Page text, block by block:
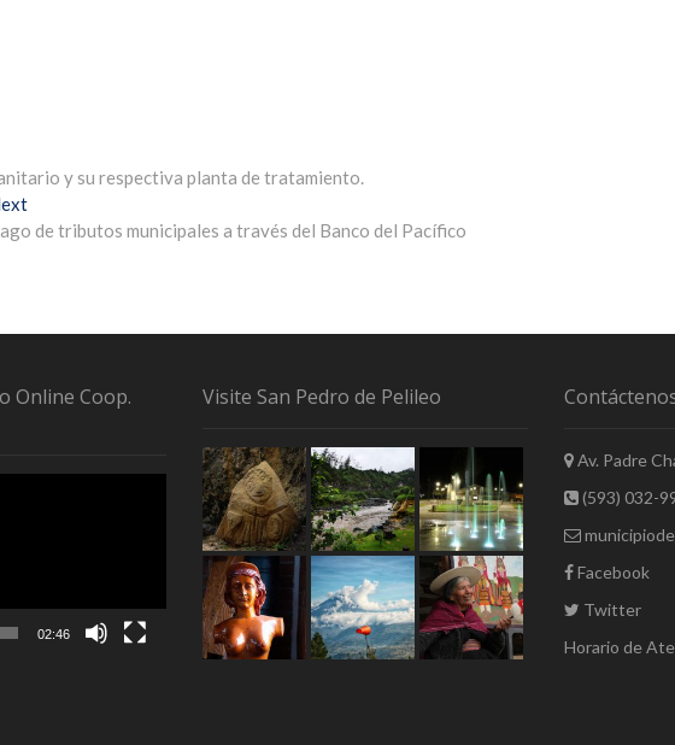
y su respectiva planta de tratamiento.
de tributos municipales a través del Banco del Pacífico
Online Coop.
02:46
Visite San Pedro de Pelileo
Av. Padre
(593) 032-
Facebook
Twitter
Horario de